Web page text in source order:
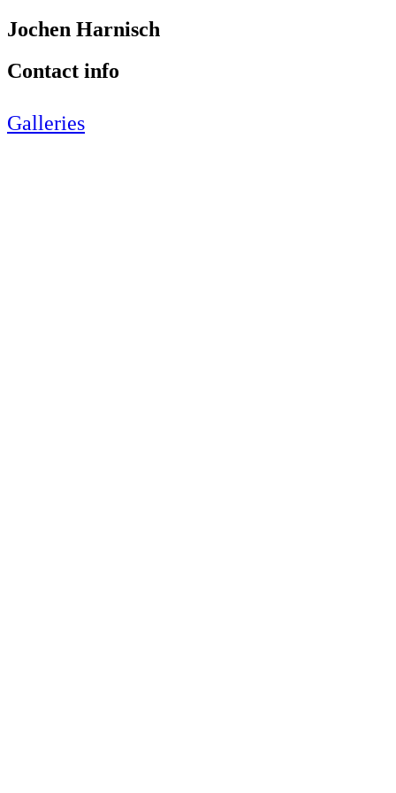
Jochen Harnisch
Contact info
Galleries